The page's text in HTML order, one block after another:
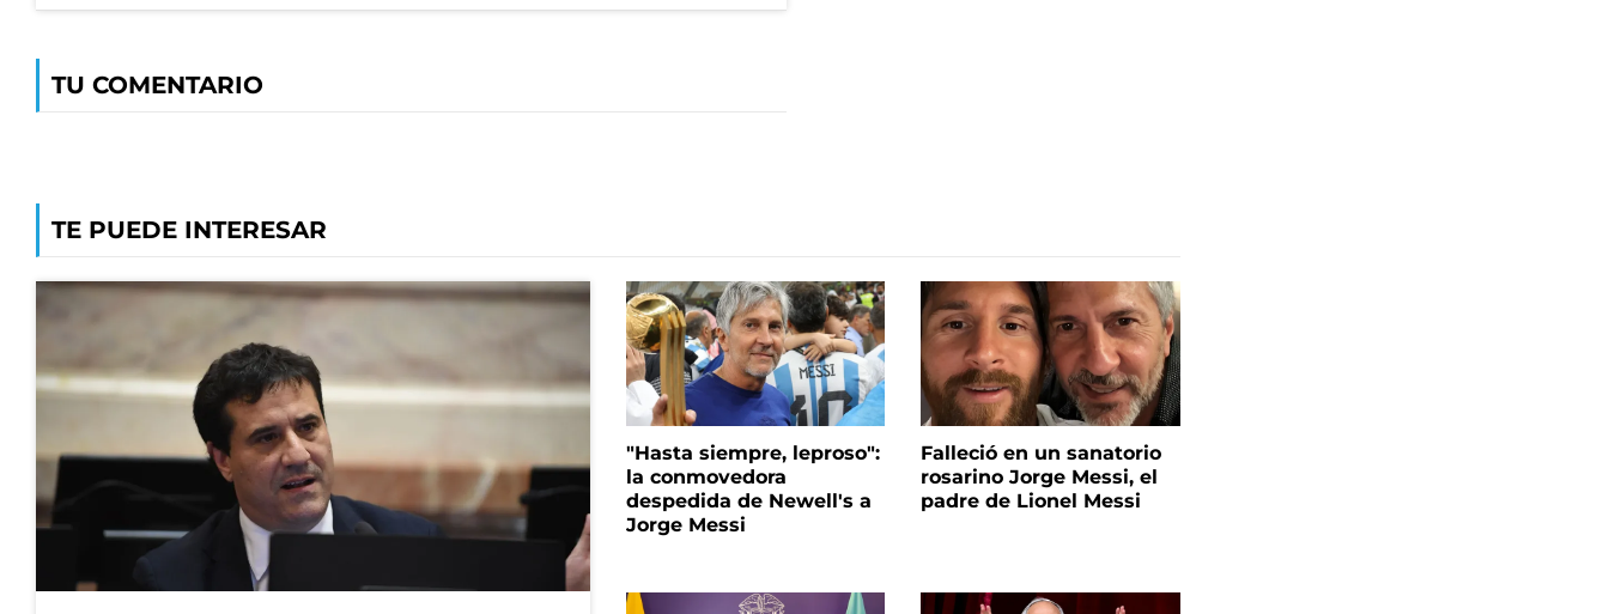
TU COMENTARIO
TE PUEDE INTERESAR
"Hasta siempre, leproso":
la conmovedora
despedida de Newell's a
Jorge Messi
Falleció en un sanatorio
rosarino Jorge Messi, el
padre de Lionel Messi